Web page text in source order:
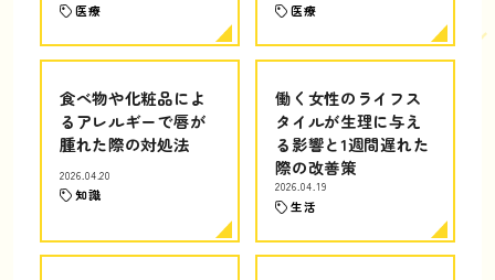
医療 医療
食べ物や化粧品によ
るアレルギーで唇が
腫れた際の対処法
2026.04.20
知識
働く女性のライフス
タイルが生理に与え
る影響と1週間遅れた
際の改善策
2026.04.19
生活